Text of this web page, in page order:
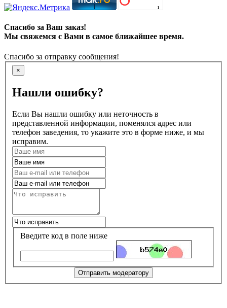
Спасибо за Ваш заказ!
Мы свяжемся с Вами в самое ближайшее время.
Спасибо за отправку сообщения!
×
Нашли ошибку?
Если Вы нашли ошибку или неточность в
представленной информации, поменялся адрес или
телефон заведения, то укажите это в форме ниже, и мы
исправим.
Введите код в поле ниже
Отправить модератору